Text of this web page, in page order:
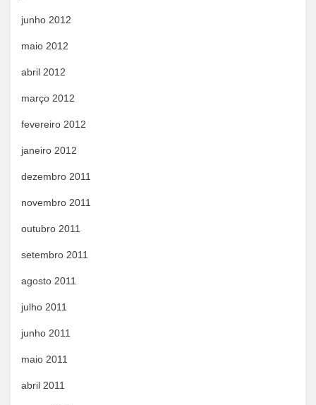
junho 2012
maio 2012
abril 2012
março 2012
fevereiro 2012
janeiro 2012
dezembro 2011
novembro 2011
outubro 2011
setembro 2011
agosto 2011
julho 2011
junho 2011
maio 2011
abril 2011